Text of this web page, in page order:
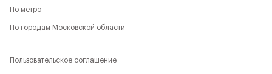
По метро
По городам Московской области
Пользовательское соглашение